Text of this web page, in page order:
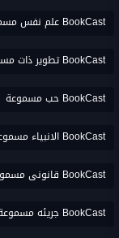
BookCast علم نفس مسموعة
BookCast تطوير ذات مسموعة
BookCast حب مسموعة
BookCast الانبياء مسموعة
BookCast قانونى مسموعة
BookCast جريئه مسموعة